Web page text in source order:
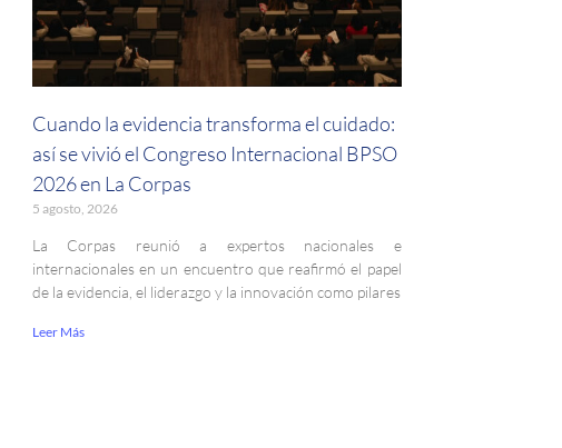
Cuando la evidencia transforma el cuidado:
así se vivió el Congreso Internacional BPSO
2026 en La Corpas
5 agosto, 2026
La Corpas reunió a expertos nacionales e
internacionales en un encuentro que reafirmó el papel
de la evidencia, el liderazgo y la innovación como pilares
Leer Más